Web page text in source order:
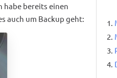
habe bereits einen
auch um Backup geht: